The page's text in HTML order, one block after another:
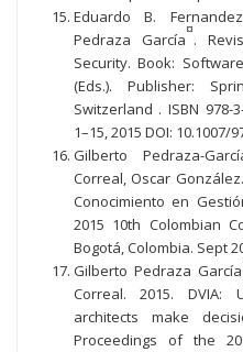
Eduardo B.
Pedraza García
¤
.
Security. Book:
(Eds.). Publisher:
Switzerland . ISBN 978-
1–15, 2015 DOI: 10.1007/
Gilberto Pedraza-
Correal, Oscar
Conocimiento en
2015 10th Colombian
Bogotá, Colombia. Sept
Gilberto Pedraza García
Correal. 2015. DVIA:
architects make
Proceedings of the